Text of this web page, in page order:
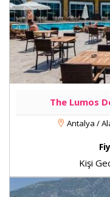
The Lumos
Antalya /
Kişi